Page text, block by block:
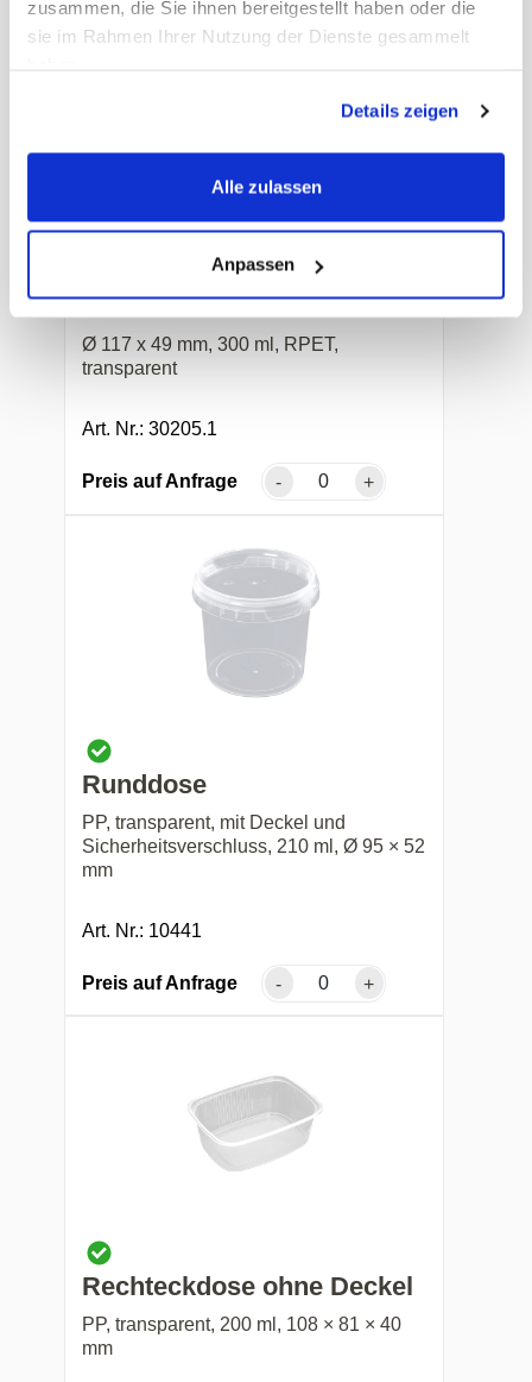
zusammen, die Sie ihnen bereitgestellt haben oder die
sie im Rahmen Ihrer Nutzung der Dienste gesammelt
Details zeigen
Alle zulassen
Anpassen
- +
Gourmet Runddose
Ø 117 x 49 mm, 300 ml, RPET,
transparent
Art. Nr.: 30205.1
Preis auf Anfrage - +
Runddose
PP, transparent, mit Deckel und
Sicherheitsverschluss, 210 ml, Ø 95 × 52
mm
Art. Nr.: 10441
Preis auf Anfrage - +
Rechteckdose ohne Deckel
PP, transparent, 200 ml, 108 × 81 × 40
mm